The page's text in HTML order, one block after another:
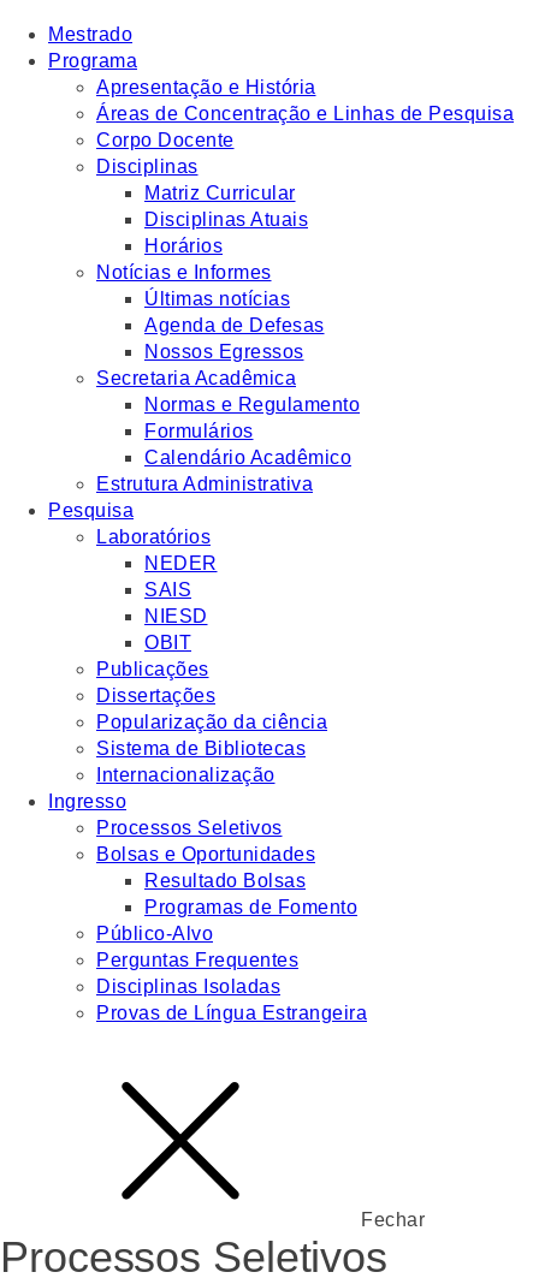
Mestrado
Programa
Apresentação e História
Áreas de Concentração e Linhas de Pesquisa
Corpo Docente
Disciplinas
Matriz Curricular
Disciplinas Atuais
Horários
Notícias e Informes
Últimas notícias
Agenda de Defesas
Nossos Egressos
Secretaria Acadêmica
Normas e Regulamento
Formulários
Calendário Acadêmico
Estrutura Administrativa
Pesquisa
Laboratórios
NEDER
SAIS
NIESD
OBIT
Publicações
Dissertações
Popularização da ciência
Sistema de Bibliotecas
Internacionalização
Ingresso
Processos Seletivos
Bolsas e Oportunidades
Resultado Bolsas
Programas de Fomento
Público-Alvo
Perguntas Frequentes
Disciplinas Isoladas
Provas de Língua Estrangeira
Fechar
Processos Seletivos